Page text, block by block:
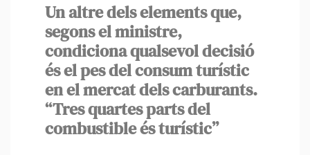
Un altre dels elements que,
segons el ministre,
condiciona qualsevol decisió
és el pes del consum turístic
en el mercat dels carburants.
“Tres quartes parts del
combustible és turístic”